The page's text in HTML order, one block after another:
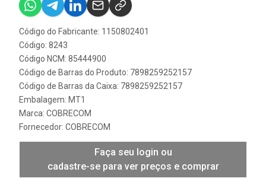
Código do Fabricante: 1150802401
Código: 8243
Código NCM: 85444900
Código de Barras do Produto: 7898259252157
Código de Barras da Caixa: 7898259252157
Embalagem: MT1
Marca: COBRECOM
Fornecedor: COBRECOM
Faça seu login ou
cadastre-se para ver preços e comprar